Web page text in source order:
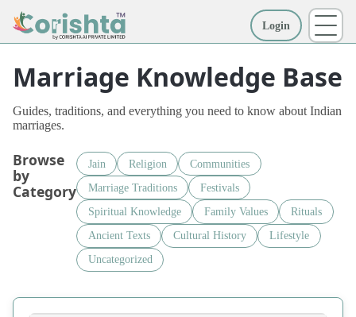
Login
Marriage Knowledge Base
Guides, traditions, and everything you need to know about Indian
marriages.
Browse
by
Category
Jain Religion
Communities
Marriage Traditions
Festivals
Spiritual Knowledge
Family Values
Rituals
Ancient Texts
Cultural History
Lifestyle
Uncategorized